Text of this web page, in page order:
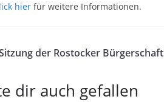
hier für weitere Informationen.
der Rostocker Bürgerschaft
dir auch gefallen